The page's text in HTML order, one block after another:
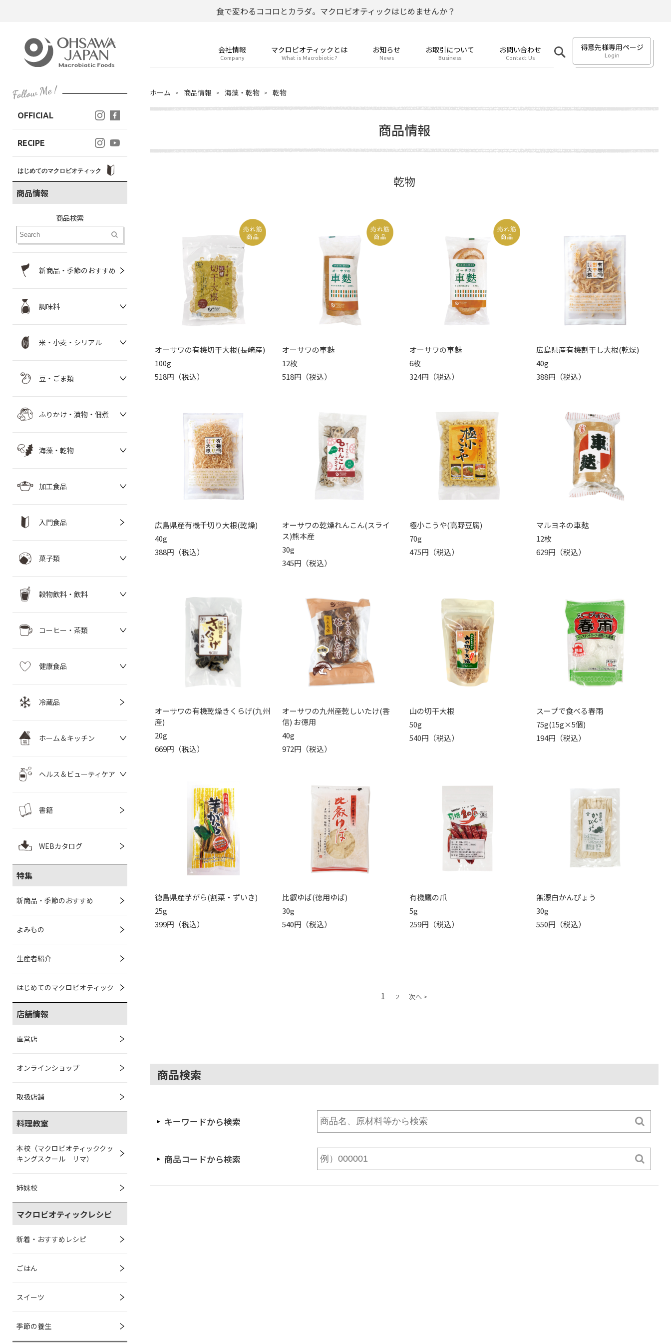
食で変わるココロとカラダ。マクロビオティックはじめませんか？
会社情報
Company
マクロビオティックとは
What is Macrobiotic ?
お知らせ
News
お取引について
Business
お問い合わせ
Contact Us
得意先様専用ページ
Login
OFFICIAL
RECIPE
はじめてのマクロビオティック
商品情報
商品検索
新商品・季節のおすすめ
調味料
米・小麦・シリアル
豆・ごま類
ふりかけ・漬物・佃煮
海藻・乾物
加工食品
入門食品
菓子類
穀物飲料・飲料
コーヒー・茶類
健康食品
冷蔵品
ホーム＆キッチン
ヘルス＆ビューティケア
書籍
WEBカタログ
特集
新商品・季節のおすすめ
よみもの
生産者紹介
はじめてのマクロビオティック
店舗情報
直営店
オンラインショップ
取扱店舗
料理教室
本校（マクロビオティッククッ
キングスクール リマ）
姉妹校
マクロビオティックレシピ
新着・おすすめレシピ
ごはん
スイーツ
季節の養生
ホーム 商品情報 海藻・乾物 乾物
商品情報
乾物
オーサワの有機切干大根(長崎産)
100g
518円（税込）
オーサワの車麩
12枚
518円（税込）
オーサワの車麩
6枚
324円（税込）
広島県産有機割干し大根(乾燥)
40g
388円（税込）
広島県産有機千切り大根(乾燥)
40g
388円（税込）
オーサワの乾燥れんこん(スライ
ス)熊本産
30g
345円（税込）
極小こうや(高野豆腐)
70g
475円（税込）
マルヨネの車麸
12枚
629円（税込）
オーサワの有機乾燥きくらげ(九州
産)
20g
669円（税込）
オーサワの九州産乾しいたけ(香
信) お徳用
40g
972円（税込）
山の切干大根
50g
540円（税込）
スープで食べる春雨
75g(15g×5個)
194円（税込）
徳島県産芋がら(割菜・ずいき)
25g
399円（税込）
比叡ゆば(徳用ゆば)
30g
540円（税込）
有機鷹の爪
5g
259円（税込）
無漂白かんぴょう
30g
550円（税込）
1 2 次へ >
商品検索
キーワードから検索
商品コードから検索